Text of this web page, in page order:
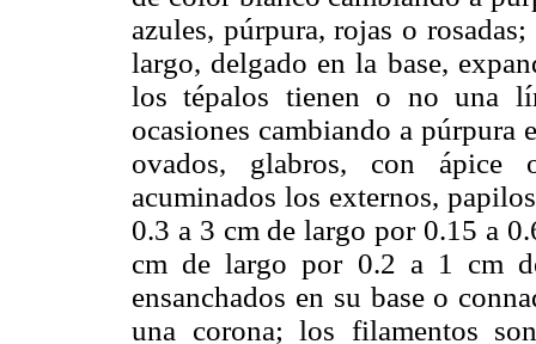
azules, púrpura, rojas o
largo, delgado en la base,
los tépalos tienen o no una
ocasiones cambiando a púrpura
ovados, glabros, con ápice
acuminados los externos,
0.3 a 3 cm de largo por 0.15 a
cm de largo por 0.2 a 1 cm
ensanchados en su base o
una corona; los filamentos